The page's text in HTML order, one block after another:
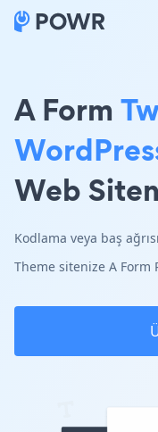
A Form
Web
Kodlama veya baş
Theme sitenize A Form